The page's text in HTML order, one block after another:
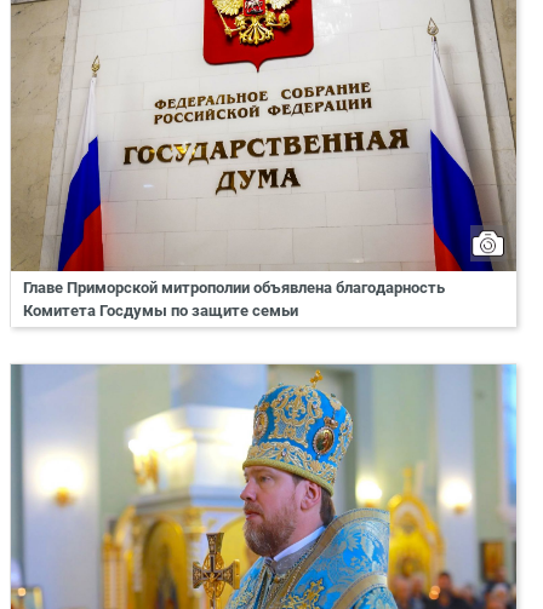
Главе Приморской митрополии объявлена благодарность
Комитета Госдумы по защите семьи